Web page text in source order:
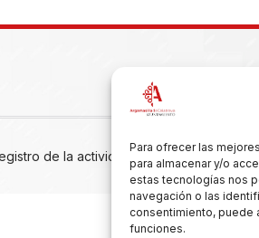
Para ofrecer las
para almacenar y/o
estas tecnologías nos
navegación o las
consentimiento, puede
funciones.
de la actividad Cookies